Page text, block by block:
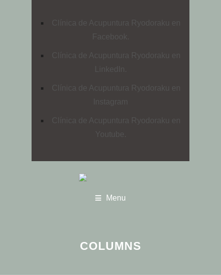
Clínica de Acupuntura Ryodoraku en
Facebook.
Clínica de Acupuntura Ryodoraku en
Clínica de Acupuntura Ryodoraku en
Clínica de Acupuntura Ryodoraku en
Youtube.
Menu
COLUMNS